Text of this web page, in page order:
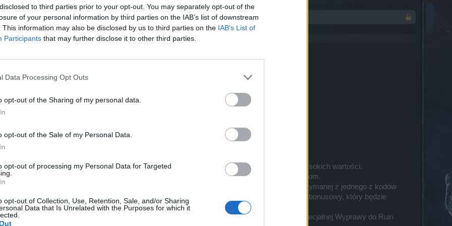
to third parties prior to your opt-out. You may separately opt-out of the
of your personal information by third parties on the IAB’s list of downstream
This information may also be disclosed by us to third parties on the IAB’s List of
Participants that may further disclose it to other third parties.
Data Processing Opt Outs
opt-out of the Sharing of my personal data.
opt-out of the Sale of my Personal Data.
opt-out of processing my Personal Data for Targeted
opt-out of Collection, Use, Retention, Sale, and/or Sharing
Data that Is Unrelated with the Purposes for which it
się kolejna przerwa konserwacyjna.
Rozpoczęcie prac konserwacyjnych: 08:00
który Klejnot Chwały dla Czarodziei Kręgu zwiększał obrażenia Fali Mrozu do absurdalnie wysokich wartości.
który Klejnot Chwały dla Strażnika Lasu niepoprawnie nakładał ładunki podpalenia przeciwnikom.
odpowiednie działanie bonusów płaszcza akcji specjalnej w wersji 3-godzinnej otrzymanej z jednego z kodów
rekompensaty, prawdopodobnie jutrzejszego dnia zostanie udostepniony zupełnie nowy kod bonusowy, który będzie
płaszcza akcji specjalnej na okres 3 godzin.
5 sezon przepustki sezonowej. Tym razem przepustka sezonowa wchodzi bez akcji specjalnej Wyprawy do Ruin